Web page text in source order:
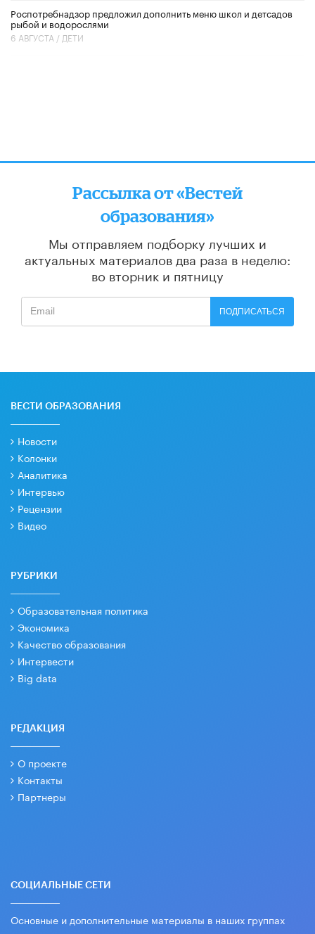
Роспотребнадзор предложил дополнить меню школ и детсадов
рыбой и водорослями
6 АВГУСТА / ДЕТИ
Рассылка от «Вестей
образования»
Мы отправляем подборку лучших и
актуальных материалов два раза в неделю:
во вторник и пятницу
ПОДПИСАТЬСЯ
ВЕСТИ ОБРАЗОВАНИЯ
Новости
Колонки
Аналитика
Интервью
Рецензии
Видео
РУБРИКИ
Образовательная политика
Экономика
Качество образования
Интервести
Big data
РЕДАКЦИЯ
О проекте
Контакты
Партнеры
СОЦИАЛЬНЫЕ СЕТИ
Основные и дополнительные материалы в наших группах